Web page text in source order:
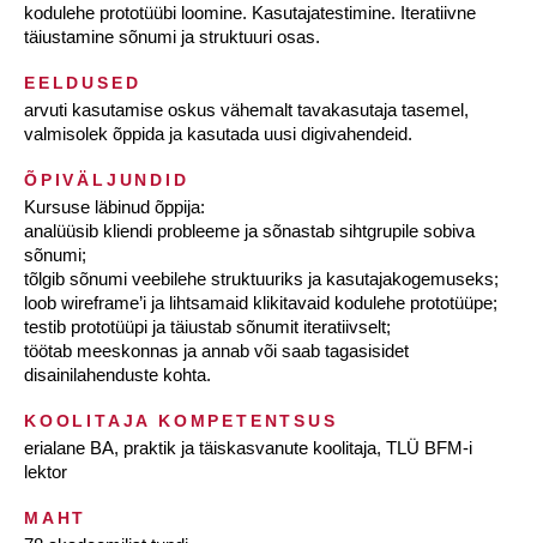
kodulehe prototüübi loomine. Kasutajatestimine. Iteratiivne
täiustamine sõnumi ja struktuuri osas.
EELDUSED
arvuti kasutamise oskus vähemalt tavakasutaja tasemel,
valmisolek õppida ja kasutada uusi digivahendeid.
ÕPIVÄLJUNDID
Kursuse läbinud õppija:
analüüsib kliendi probleeme ja sõnastab sihtgrupile sobiva
sõnumi;
tõlgib sõnumi veebilehe struktuuriks ja kasutajakogemuseks;
loob wireframe’i ja lihtsamaid klikitavaid kodulehe prototüüpe;
testib prototüüpi ja täiustab sõnumit iteratiivselt;
töötab meeskonnas ja annab või saab tagasisidet
disainilahenduste kohta.
KOOLITAJA KOMPETENTSUS
erialane BA, praktik ja täiskasvanute koolitaja, TLÜ BFM-i
lektor
MAHT